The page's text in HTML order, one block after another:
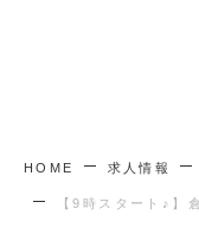
HOME 求人情報
【9時スタート♪】